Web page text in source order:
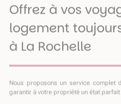
Offrez à vos
logement
à La Rochelle
Nous proposons un service complet
garantir à votre propriété un état